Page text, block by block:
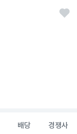
배당 경쟁사